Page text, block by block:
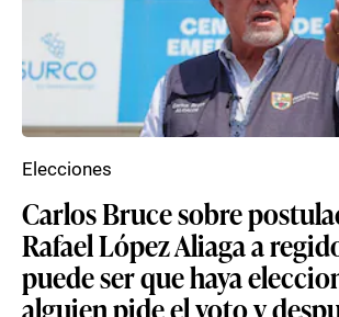
Carlos Bruce sobre
Rafael López Aliaga a
puede ser que haya
alguien pide el voto y
Elecciones